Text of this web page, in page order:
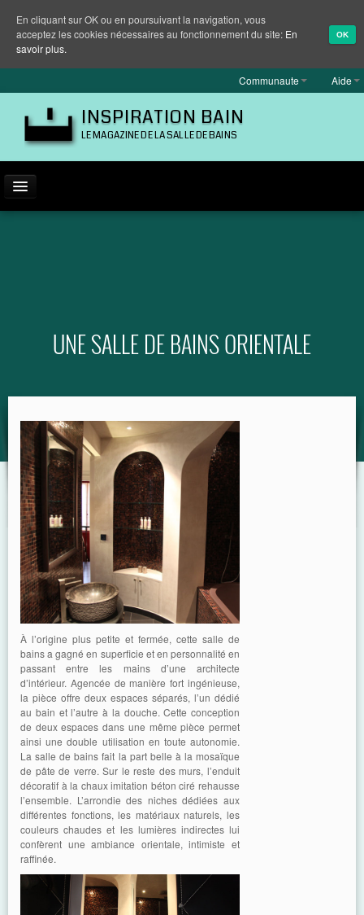
Communaute Aide
INSPIRATION BAIN
LE MAGAZINE DE LA SALLE DE BAINS
GUIDE
UNE SALLE DE BAINS ORIENTALE
À l’origine plus petite et fermée, cette salle de
bains a gagné en superficie et en personnalité en
passant entre les mains d’une architecte
d’intérieur. Agencée de manière fort ingénieuse,
la pièce offre deux espaces séparés, l’un dédié
au bain et l’autre à la douche. Cette conception
de deux espaces dans une même pièce permet
ainsi une double utilisation en toute autonomie.
La salle de bains fait la part belle à la mosaïque
de pâte de verre. Sur le reste des murs, l’enduit
décoratif à la chaux imitation béton ciré rehausse
l’ensemble. L’arrondie des niches dédiées aux
différentes fonctions, les matériaux naturels, les
couleurs chaudes et les lumières indirectes lui
confèrent une ambiance orientale, intimiste et
raffinée.
En cliquant sur OK ou en poursuivant la navigation, vous
acceptez les cookies nécessaires au fonctionnement du site: En
savoir plus.
OK